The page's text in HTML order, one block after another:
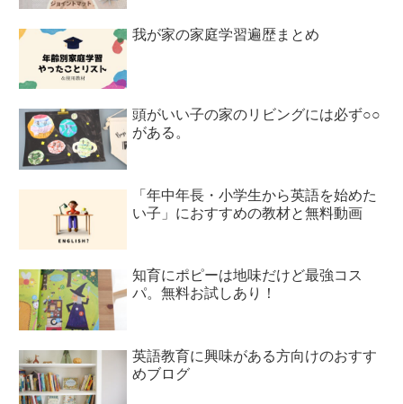
我が家の家庭学習遍歴まとめ
頭がいい子の家のリビングには必ず○○
がある。
「年中年長・小学生から英語を始めた
い子」におすすめの教材と無料動画
知育にポピーは地味だけど最強コス
パ。無料お試しあり！
英語教育に興味がある方向けのおすす
めブログ